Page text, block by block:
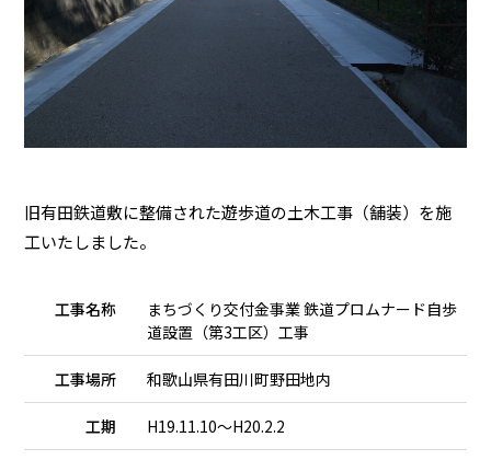
旧有田鉄道敷に整備された遊歩道の土木工事（舗装）を施
工いたしました。
工事名称
まちづくり交付金事業 鉄道プロムナード自歩
道設置（第3工区）工事
工事場所 和歌山県有田川町野田地内
工期 H19.11.10～H20.2.2